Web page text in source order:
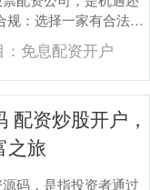
规：选择一家有合法注
确保资金安全和交易
免息配资开户
配资炒股开户，
之旅
码，是指投资者通过